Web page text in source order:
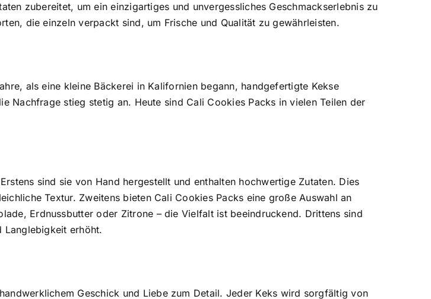
zubereitet, um ein einzigartiges und unvergessliches Geschmackserlebnis zu
die einzeln verpackt sind, um Frische und Qualität zu gewährleisten.
als eine kleine Bäckerei in Kalifornien begann, handgefertigte Kekse
Nachfrage stieg stetig an. Heute sind Cali Cookies Packs in vielen Teilen der
sind sie von Hand hergestellt und enthalten hochwertige Zutaten. Dies
Textur. Zweitens bieten Cali Cookies Packs eine große Auswahl an
Erdnussbutter oder Zitrone – die Vielfalt ist beeindruckend. Drittens sind
Langlebigkeit erhöht.
Geschick und Liebe zum Detail. Jeder Keks wird sorgfältig von